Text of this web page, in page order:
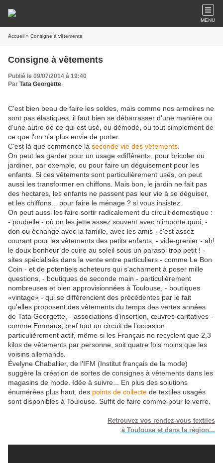
MENU
Accueil » Consigne à vêtements
Consigne à vêtements
Publié le 09/07/2014 à 19:40
Par Tata Georgette
C'est bien beau de faire les soldes, mais comme nos armoires ne
sont pas élastiques, il faut bien se débarrasser d'une manière ou
d'une autre de ce qui est usé, ou démodé, ou tout simplement de
ce que l'on n'a plus envie de porter.
C'est là que commence la seconde vie des vêtements
On peut les garder pour un usage «différent», pour bricoler ou
jardiner, par exemple, ou pour faire un déguisement pour les
enfants. Si ces vêtements sont particulièrement usés, on peut
aussi les transformer en chiffons. Mais bon, le jardin ne fait pas
des hectares, les enfants ne passent pas leur vie à se déguiser,
et les chiffons... pour faire le ménage ? si vous insistez.
On peut aussi les faire sortir radicalement du circuit domestique :
- poubelle - où on les jette assez souvent avec n'importe quoi, -
don ou échange avec la famille, avec les amis - c'est assez
courant pour les vêtements des petits enfants, - vide-grenier - ah!
le doux bonheur de cuire au soleil sous un parasol trop petit ! -
sites spécialisés dans la vente entre particuliers - comme Le Bon
Coin - et de potentiels acheteurs qui s'acharnent à poser mille
questions, - boutiques de seconde main - particulièrement
nombreuses et bien approvisionnées à Toulouse, - boutiques
«vintage» - qui se différencient des précédentes par le fait
qu'elles proposent des vêtements du temps des vertes années
de Tata Georgette, - associations d'insertion, œuvres caritatives -
comme Emmaüs, bref tout un circuit de l'occasion
particulièrement actif, même si les Français ne recyclent que 2,3
kilos de vêtements par personne, soit quatre fois moins que les
voisins allemands.
Évelyne Chaballier, de l'IFM (Institut français de la mode)
suggère la création de sortes de consignes à vêtements dans les
magasins de mode. Idée à suivre... En plus des solutions
énumérées plus haut, des points de collecte de textiles usagés
sont disponibles à Toulouse. Suffit de faire comme pour le verre.
Retrouvez vos rendez-vous textiles
à Toulouse et dans la région...